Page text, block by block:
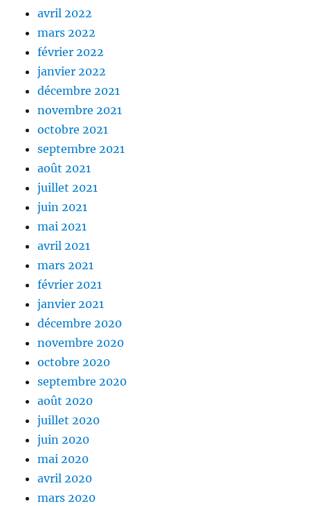
avril 2022
mars 2022
février 2022
janvier 2022
décembre 2021
novembre 2021
octobre 2021
septembre 2021
août 2021
juillet 2021
juin 2021
mai 2021
avril 2021
mars 2021
février 2021
janvier 2021
décembre 2020
novembre 2020
octobre 2020
septembre 2020
août 2020
juillet 2020
juin 2020
mai 2020
avril 2020
mars 2020